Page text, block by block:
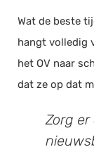
Wat de beste
hangt volledig
het OV naar
dat ze op dat
Zorg